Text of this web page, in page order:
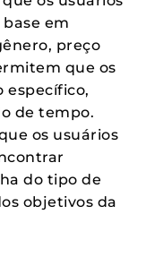
em
preço
que os
específico,
de tempo.
os usuários
do tipo de
objetivos da